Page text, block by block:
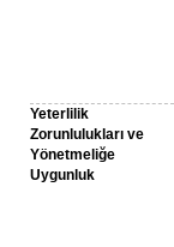
Yeterlilik
Zorunlulukları ve
Yönetmeliğe
Uygunluk